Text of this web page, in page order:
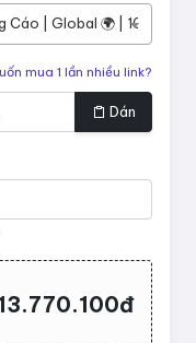
Cáo | Global 🌍 | 100%
mua 1 lần nhiều link?
Dán